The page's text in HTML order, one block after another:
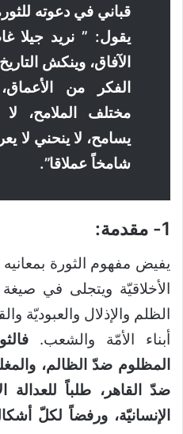
قباني في دعوته
يقول: ” نريد جيلا
الآفاق، وينكش
الفكر من
مختلف الملامح،
يسامح، لا ينحني لا
شامخاً عملاقا”.
1- مقدمة:
يفيض مفهوم الثورة
الأخلاقيّة ويتجلى في
الظلم والإذلال والعبوديّة
أبناء الأمّة والشعب.
المظلوم ضدّ الظالم،
ضدّ القاهر، طلباً للعدالة
الإنسانيّة، ورفضاً لكلّ